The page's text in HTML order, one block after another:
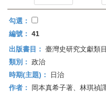
臺
灣
史
研
勾選：
編號： 41
出版書目： 臺灣史研究文獻類
類別： 政治
時期(主題)：
日治
作者：
岡本真希子著、林琪禎